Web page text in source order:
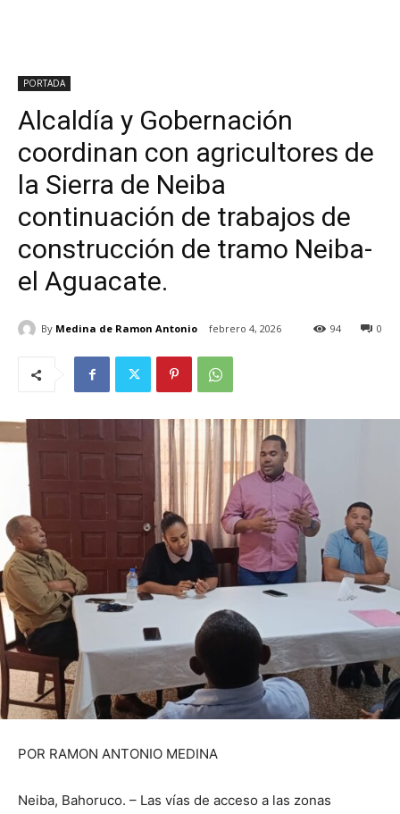
PORTADA
Alcaldía y Gobernación
coordinan con agricultores de
la Sierra de Neiba
continuación de trabajos de
construcción de tramo Neiba-
el Aguacate.
By Medina de Ramon Antonio febrero 4, 2026 0
94
POR RAMON ANTONIO MEDINA
Neiba, Bahoruco. – Las vías de acceso a las zonas